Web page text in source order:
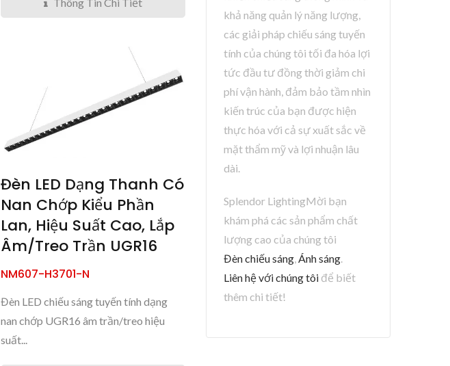
Thông Tin Chi Tiết
Đèn LED Dạng Thanh Có
Nan Chớp Kiểu Phần
Lan, Hiệu Suất Cao, Lắp
Âm/treo Trần UGR16
NM607-H3701-N
Đèn LED chiếu sáng tuyến tính dạng
nan chớp UGR16 âm trần/treo hiệu
suất...
khả năng quản lý năng lượng,
các giải pháp chiếu sáng tuyến
tính của chúng tôi tối đa hóa lợi
tức đầu tư đồng thời giảm chi
phí vận hành, đảm bảo tầm nhìn
kiến ​​trúc của bạn được hiện
thực hóa với cả sự xuất sắc về
mặt thẩm mỹ và lợi nhuận lâu
dài.
Splendor LightingMời bạn
khám phá các sản phẩm chất
lượng cao của chúng tôi
Đèn chiếu sáng Ánh sáng
Liên hệ với chúng tôi để biết
thêm chi tiết!